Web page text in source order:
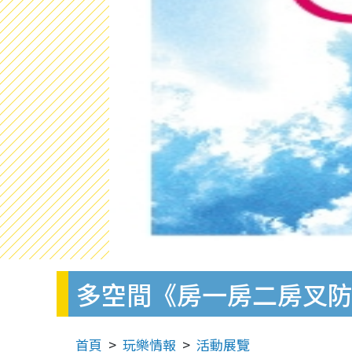
多空間《房一房二房叉
首頁 玩樂情報 活動展覽